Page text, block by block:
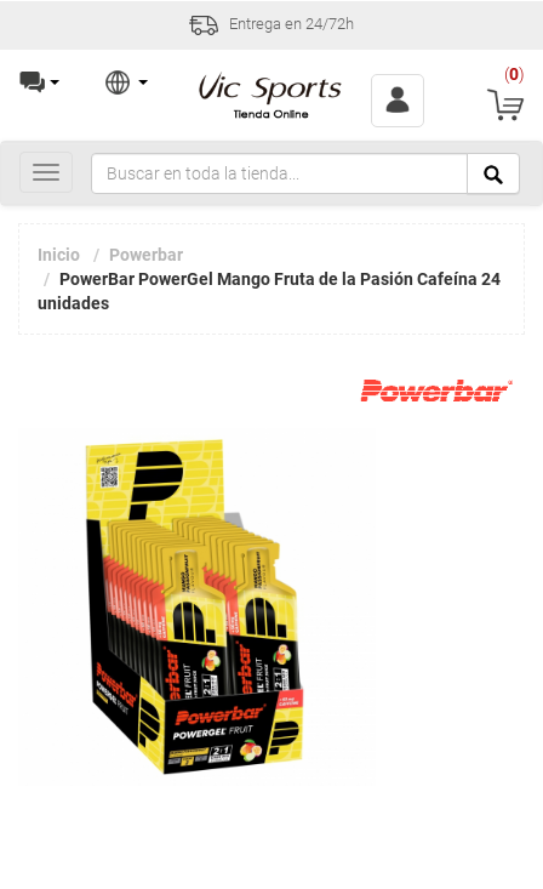
Entrega en 24/72h
(0)
Toggle
navigation
Inicio
Powerbar
PowerBar PowerGel Mango Fruta de la Pasión Cafeína 24
unidades